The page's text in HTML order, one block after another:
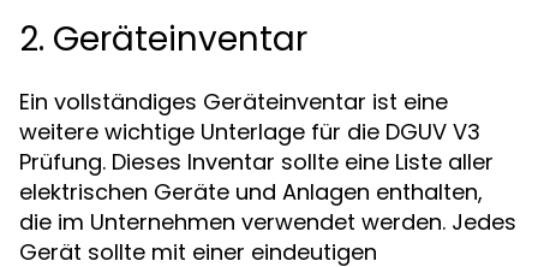
2. Geräteinventar
Ein vollständiges Geräteinventar ist eine
weitere wichtige Unterlage für die DGUV V3
Prüfung. Dieses Inventar sollte eine Liste aller
elektrischen Geräte und Anlagen enthalten,
die im Unternehmen verwendet werden. Jedes
Gerät sollte mit einer eindeutigen